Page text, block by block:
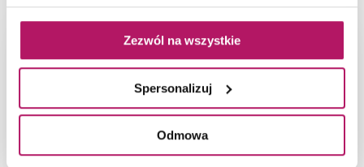
Zezwól na wszystkie
Spersonalizuj
Odmowa